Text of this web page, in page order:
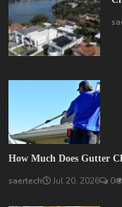
How Much Does Gutter
saertech Jul 20, 2026 0